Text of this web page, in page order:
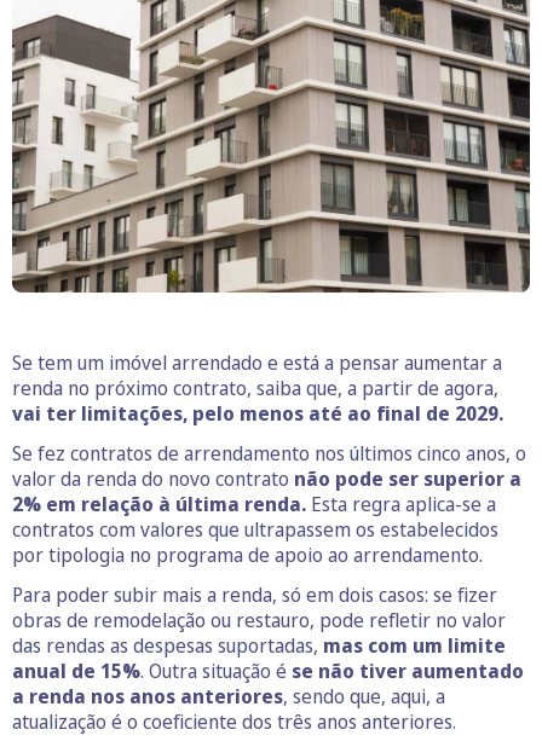
Se tem um imóvel arrendado e está a pensar aumentar a
renda no próximo contrato, saiba que, a partir de agora,
vai ter limitações, pelo menos até ao final de 2029.
Se fez contratos de arrendamento nos últimos cinco anos, o
valor da renda do novo contrato não pode ser superior a
2% em relação à última renda. Esta regra aplica-se a
contratos com valores que ultrapassem os estabelecidos
por tipologia no programa de apoio ao arrendamento.
Para poder subir mais a renda, só em dois casos: se fizer
obras de remodelação ou restauro, pode refletir no valor
das rendas as despesas suportadas, mas com um limite
anual de 15%. Outra situação é se não tiver aumentado
a renda nos anos anteriores, sendo que, aqui, a
atualização é o coeficiente dos três anos anteriores.